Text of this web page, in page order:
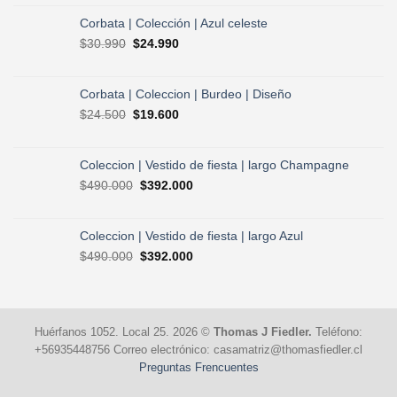
era:
$30.990.
es:
$24.990.
Corbata | Colección | Azul celeste
$30.990 El
era:
$30.990.
$24.990El
es:
Corbata | Coleccion | Burdeo | Diseño
$24.500 El
era:
$24.500.
$19.600El
es:
$19.600.
Coleccion | Vestido de fiesta | largo Champagne
$490.000 El
era:
$490.000.
$392.000El
es:
Coleccion | Vestido de fiesta | largo Azul
$490.000 El
$392.000El
Huérfanos 1052. Local 25. 2026 © Thomas J Fiedler. Teléfono:
+56935448756 Correo electrónico: casamatriz@thomasfiedler.cl
Preguntas Frencuentes